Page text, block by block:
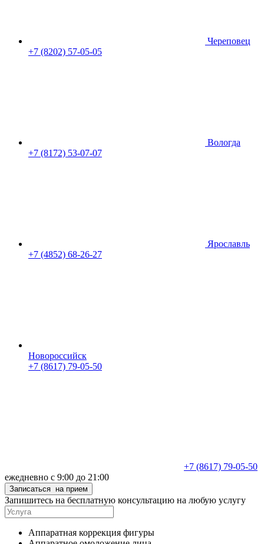
Череповец
+7 (8202) 57-05-05
Вологда
+7 (8172) 53-07-07
Ярославль
+7 (4852) 68-26-27
Новороссийск
+7 (8617) 79-05-50
+7 (8617) 79-05-50
ежедневно с 9:00 до 21:00
Записаться на прием
Запишитесь на бесплатную консультацию на любую услугу
Аппаратная коррекция фигуры